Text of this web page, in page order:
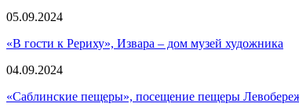
05.09.2024
«В гости к Рериху», Извара – дом музей художника
04.09.2024
«Саблинские пещеры», посещение пещеры